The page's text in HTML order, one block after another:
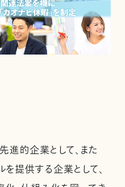
進的企業として、また
を提供する企業として、